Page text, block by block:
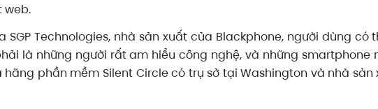
web.
SGP Technologies, nhà sản xuất của Blackphone, người dùng
là những người rất am hiểu công nghệ, và những
phần mềm Silent Circle có trụ sở tại Washington và nhà sản